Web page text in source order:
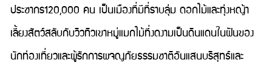
ประชากร120,000 คน เป็นเมืองที่มีที่ราบลุ่ม ดอกไม้และทุ่งหญ้า
เลี้ยงสัตว์สลับกับวิวทิวเขาหมู่แมกไม้ที่งดงามเป็นดินแดนในฝันของ
นักท่องเที่ยวและผู้รักการผจญภัยธรรมชาติอันแสนบริสุทธ์และ